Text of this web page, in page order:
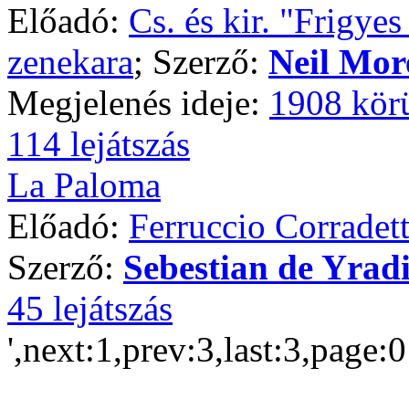
Előadó: Cs. és kir.
zenekara; Szerző: Neil
Megjelenés ideje: 1908
114 lejátszás
La Paloma
Előadó: Ferruccio
Szerző: Sebestian de
45 lejátszás